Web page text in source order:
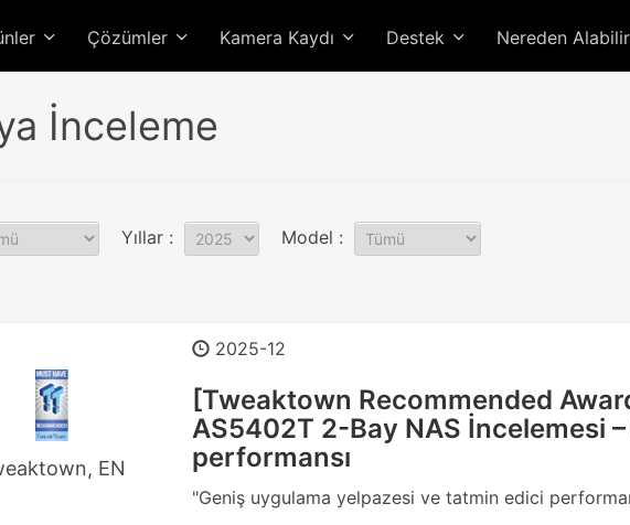
Çözümler Kamera Kaydı Destek Nereden
İnceleme
Yıllar : Model :
EN
2025-12
[Tweaktown Recommended
AS5402T 2-Bay NAS İncelemesi –
performansı
"Geniş uygulama yelpazesi ve tatmin edici